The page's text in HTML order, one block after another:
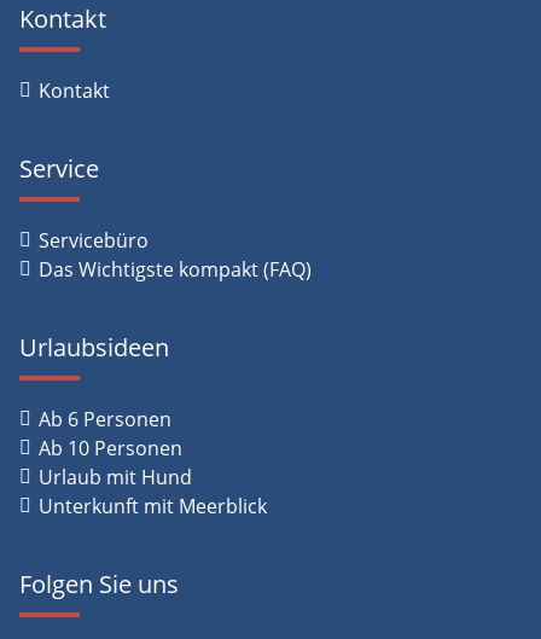
Kontakt
Kontakt
Service
Servicebüro
Das Wichtigste kompakt (FAQ)
Urlaubsideen
Ab 6 Personen
Ab 10 Personen
Urlaub mit Hund
Unterkunft mit Meerblick
Folgen Sie uns